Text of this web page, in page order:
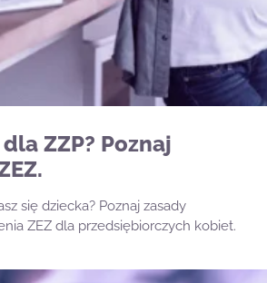
ZZP? Poznaj
się dziecka? Poznaj zasady
ZEZ dla przedsiębiorczych kobiet.